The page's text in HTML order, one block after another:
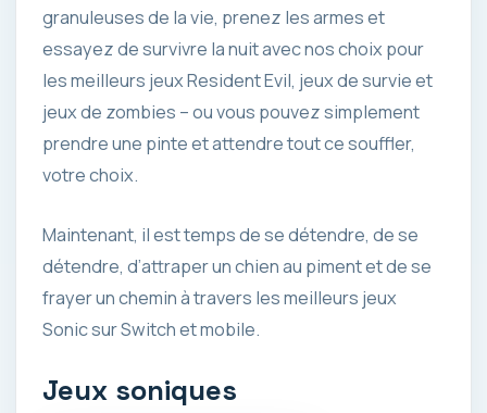
granuleuses de la vie, prenez les armes et
essayez de survivre la nuit avec nos choix pour
les meilleurs jeux Resident Evil, jeux de survie et
jeux de zombies – ou vous pouvez simplement
prendre une pinte et attendre tout ce souffler,
votre choix.
Maintenant, il est temps de se détendre, de se
détendre, d’attraper un chien au piment et de se
frayer un chemin à travers les meilleurs jeux
Sonic sur Switch et mobile.
Jeux soniques